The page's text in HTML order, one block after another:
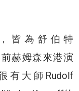
皆為舒伯特
赫姆森來港演
有大師Rudolf